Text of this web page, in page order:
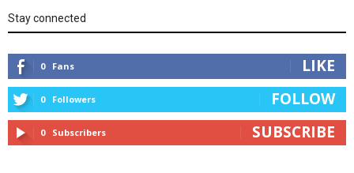
Stay connected
0 Fans LIKE
0 Followers FOLLOW
0 Subscribers SUBSCRIBE